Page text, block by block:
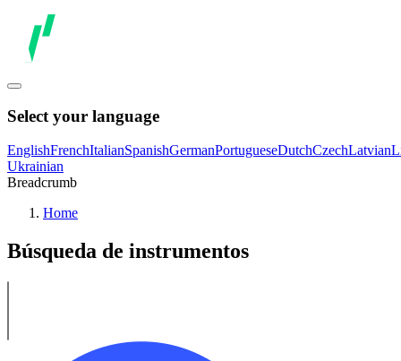
Select your language
EnglishFrenchItalianSpanishGermanPortugueseDutchCzechLatvian
Ukrainian
Breadcrumb
Home
Búsqueda de instrumentos